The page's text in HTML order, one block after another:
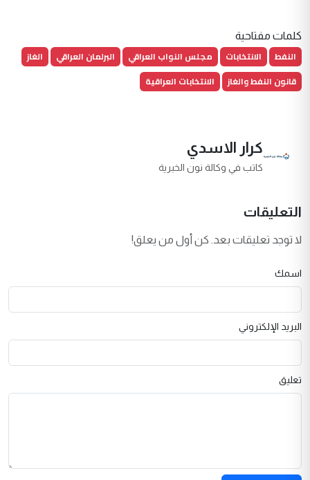
كلمات مفتاحية
النفط الانتخابات مجلس النواب العراقي البرلمان العراقي
الغاز
قانون النفط والغاز
الانتخابات العراقية
كرار الاسدي
كاتب في وكالة نون الخبرية
التعليقات
لا توجد تعليقات بعد. كن أول من يعلق!
اسمك
البريد الإلكتروني
تعليق